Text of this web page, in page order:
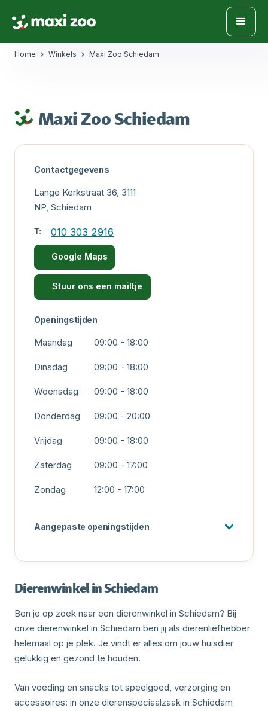
Home Winkels Maxi Zoo Schiedam
Maxi Zoo Schiedam
Contactgegevens
Lange Kerkstraat 36, 3111
NP, Schiedam
T: 010 303 2916
Google Maps
Stuur ons een mailtje
Openingstijden
Maandag 09:00 - 18:00
Dinsdag 09:00 - 18:00
Woensdag 09:00 - 18:00
Donderdag 09:00 - 20:00
Vrijdag 09:00 - 18:00
Zaterdag 09:00 - 17:00
Zondag 12:00 - 17:00
Aangepaste openingstijden
Dierenwinkel in Schiedam
Ben je op zoek naar een dierenwinkel in Schiedam? Bij
onze dierenwinkel in Schiedam ben jij als dierenliefhebber
helemaal op je plek. Je vindt er alles om jouw huisdier
gelukkig en gezond te houden.
Van voeding en snacks tot speelgoed, verzorging en
accessoires: in onze dierenspeciaalzaak in Schiedam